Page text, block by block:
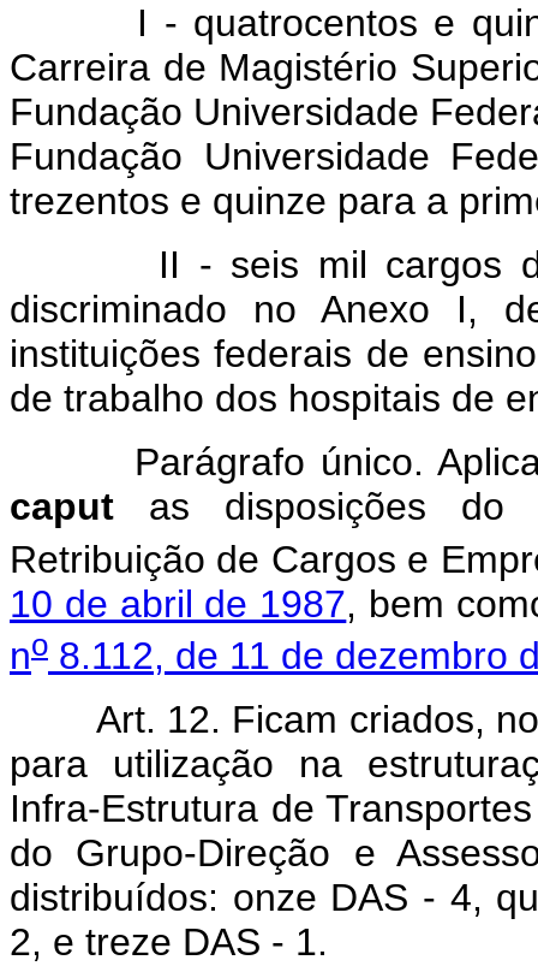
I - quatrocentos e
Carreira de Magistério
Fundação Universidade
Fundação Universidade
trezentos e quinze para a
II - seis mil cargos
discriminado no Anexo I,
instituições federais de
de trabalho dos hospitais de
Parágrafo único.
caput as disposições do
Retribuição de Cargos e
10 de abril de 1987, bem
no 8.112, de 11 de dezembro
Art. 12. Ficam criados,
para utilização na
Infra-Estrutura de
do Grupo-Direção e
distribuídos: onze DAS - 4,
2, e treze DAS - 1.